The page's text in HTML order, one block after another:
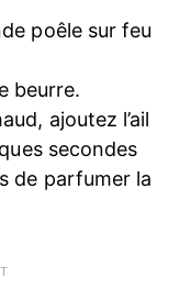
poêle sur feu
beurre.
ajoutez l’ail
secondes
de parfumer la